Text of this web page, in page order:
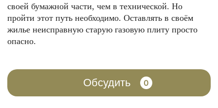
своей бумажной части, чем в технической. Но
пройти этот путь необходимо. Оставлять в своём
жилье неисправную старую газовую плиту просто
опасно.
Обсудить 0